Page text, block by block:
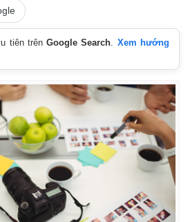
tiên trênGoogle Search. Xem hướng